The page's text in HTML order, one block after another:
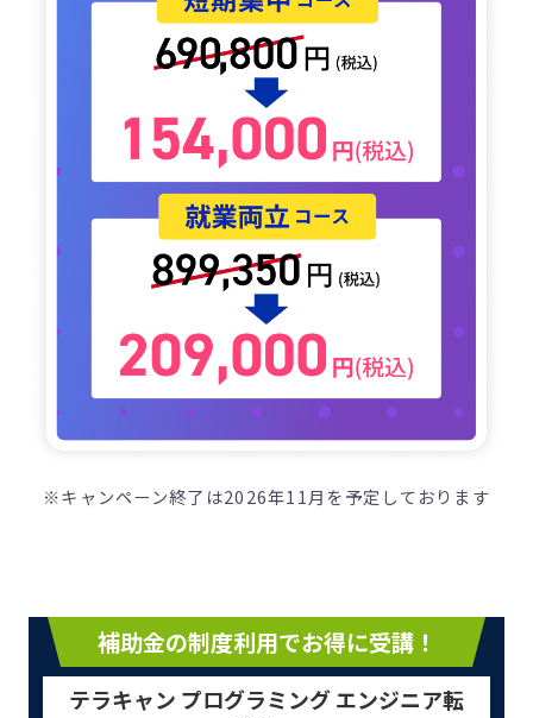
※キャンペーン終了は2026年11月を予定しております
補助金の制度利用でお得に受講！
テラキャン プログラミング エンジニア転